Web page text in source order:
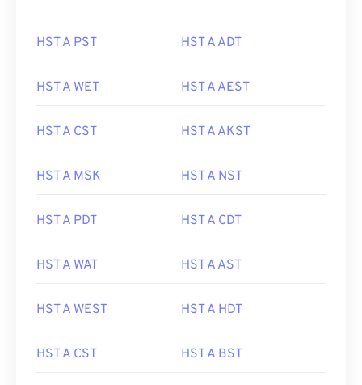
HST A PST HST A ADT
HST A WET HST A AEST
HST A CST HST A AKST
HST A MSK HST A NST
HST A PDT HST A CDT
HST A WAT HST A AST
HST A WEST HST A HDT
HST A CST HST A BST